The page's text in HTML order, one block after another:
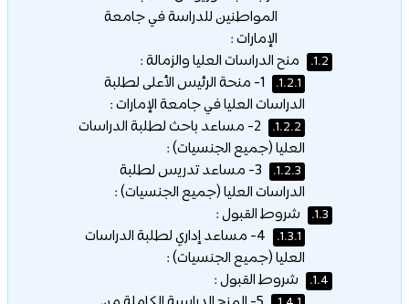
المواطنين للدراسة في جامعة
الإمارات :
1.2. منح الدراسات العليا والزمالة :
1.2.1.
1- منحة الرئيس الأعلى لطلبة
الدراسات العليا في جامعة الإمارات :
1.2.2.
2- مساعد باحث لطلبة الدراسات
العليا (جميع الجنسيات) :
1.2.3.
3- مساعد تدريس لطلبة
الدراسات العليا (جميع الجنسيات) :
1.3. شروط القبول :
1.3.1.
4- مساعد إداري لطلبة الدراسات
العليا (جميع الجنسيات) :
1.4. شروط القبول :